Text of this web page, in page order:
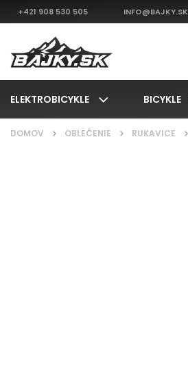
+421 908 530 505 INFO@BAJKY.SK
ELEKTROBICYKLE BICYKLE
DOMOV / OBLEČENIE / RUKAVICE /